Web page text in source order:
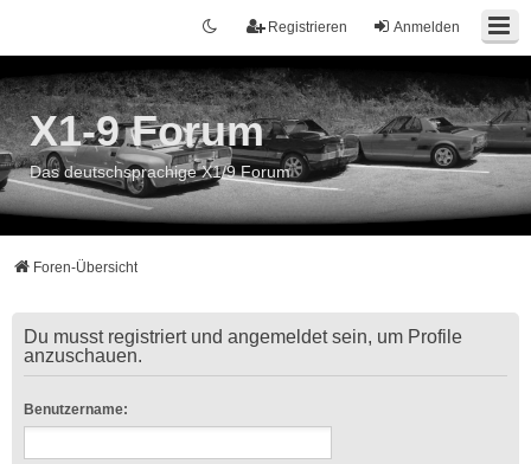
Anmelden
Registrieren
X1-9 Forum
Das deutschsprachige X1/9 Forum
Foren-Übersicht
Du musst registriert und angemeldet sein, um Profile
anzuschauen.
Benutzername: